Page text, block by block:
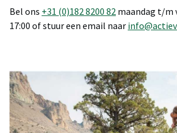
Bel ons +31 (0)182 8200 82 maandag t/m
17:00 of stuur een email naar